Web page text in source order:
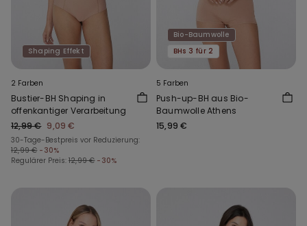
Shaping Effekt
2 Farben
Bustier-BH Shaping in
offenkantiger Verarbeitung
12,99 € 9,09 €
30-Tage-Bestpreis vor Reduzierung:
12,99 € -30%
Regulärer Preis: 12,99 € -30%
Bio-Baumwolle
BHs 3 für 2
5 Farben
Push-up-BH aus Bio-
Baumwolle Athens
15,99 €